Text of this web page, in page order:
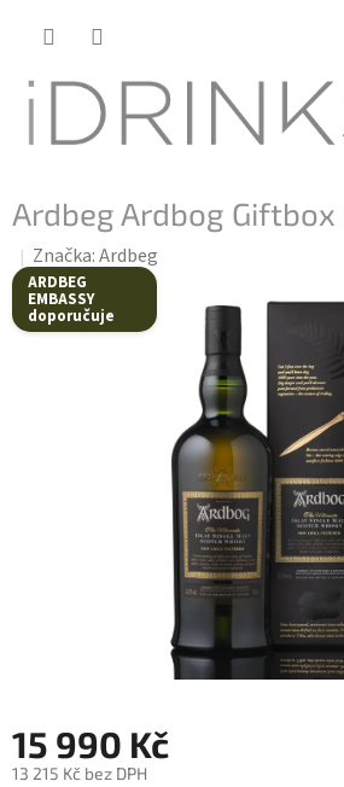
Ardbeg Ardbog Giftbox
ARDBEG
EMBASSY
doporučuje
Značka:Ardbeg
15 990 Kč
13 215 Kč bez DPH